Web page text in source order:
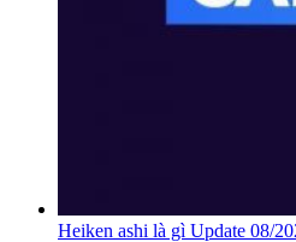
Heiken ashi là gì Update 08/